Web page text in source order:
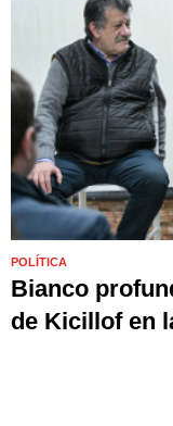
POLÍTICA
Bianco
de Kicillof en